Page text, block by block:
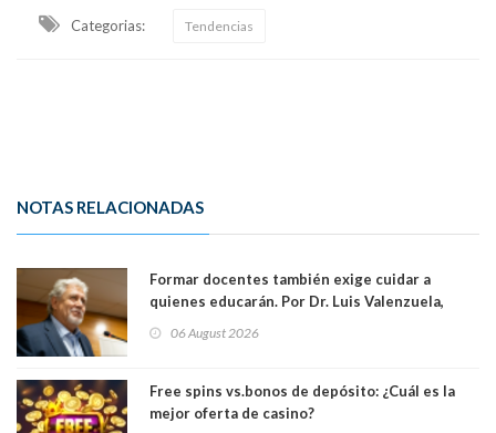
Categorias: Tendencias
NOTAS RELACIONADAS
Formar docentes también exige cuidar a
quienes educarán. Por Dr. Luis Valenzuela,
Académicos U. Católica Silva Henríquez
06 August 2026
Free spins vs.bonos de depósito: ¿Cuál es la
mejor oferta de casino?